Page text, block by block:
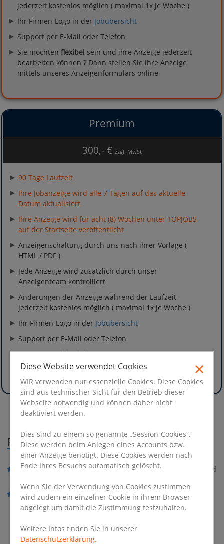
jederzeit kostenlos möglich ( maximal 1x je Woche )
Ihr Firmen-Logo in der Jobübersicht
Support per E-Mail oder Telefon
Sie möchten flexibel sein und ihre Anzeige jederzeit
bearbeiten können ? Dann stellen Sie ihre Anzeige
mittels unseres Anzeigenformulars online
Premium
300,- € zzgl. MwSt
90 Tage Laufzeit
Ihre Jobanzeige wird alle 7 Tagen auf das aktuelle
Datum aktualisiert
Ihre Anzeige wird für acht (8) Wochen unter TOPJOBS
auf der Startseite veröffentlicht
Anzeigenschaltung durch uns nach ihrer Vorlage (
HTML / PDF )
Jede Anzeige wird zusätzlich durch unser
Anzeigenteam kontrolliert
Änderungen der Anzeige während der Laufzeit
jederzeit kostenlos möglich ( maximal 1x je Woche )
Ihr Firmen-Logo in der Jobübersicht
Support per E-Mail oder Telefon
Sie möchtenflexibelsein und ihre Anzeige jederzeit
bearbeiten können ? Dann stellen Sie ihre Anzeige
Flexible Anzeigenschaltung
Ihre Jobanzeigebei unsinkl. aller relevanten Inserats- und
Ihre Jobanzeige bei Ihnen- Jobangebot auf ihrer
Internetpräsenz. Direkte Verlinkung aus derJobübersicht
auf das Jobangebot auf Ihrer Firmenwebseite.
Diese Website verwendet Cookies
WIR verwenden nur essenzielle Cookies. Diese Cookies
sind aus technischer Sicht für den Betrieb dieser
Webseite notwendig und können daher nicht
deaktiviert werden.
Dies sind zu einem so genannte „Session-Cookies“.
Diese werden beim Anlegen eines Accounts bzw.
einer Anzeige benötigt. Diese Cookies werden nach
Ende Ihres Besuchs automatisch gelöscht.
Wenn Sie der Verwendung von Cookies zustimmen
wird zudem ein einzelner Cookie in ihrem Browser
abgelegt um damit die Zustimmung festzuhalten.
Weitere Infos finden Sie in unserer
Datenschutzerklärung.